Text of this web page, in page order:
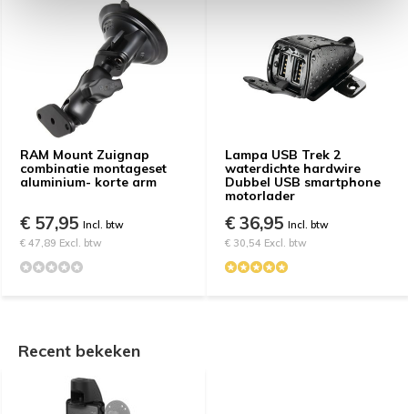
RAM Mount Zuignap
combinatie montageset
aluminium- korte arm
€ 57,95 Incl. btw
€ 47,89 Excl. btw
Lampa USB Trek 2
waterdichte hardwire
Dubbel USB smartphone
motorlader
€ 36,95 Incl. btw
€ 30,54 Excl. btw
Recent bekeken